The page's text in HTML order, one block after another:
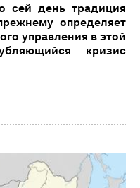
сей день традиция
определяет
управления в этой
кризис